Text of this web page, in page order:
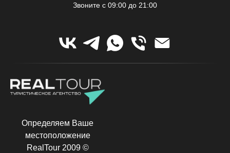
Звоните с 09:00 до 21:00
Определяем Ваше
местоположение
RealTour 2009 ©